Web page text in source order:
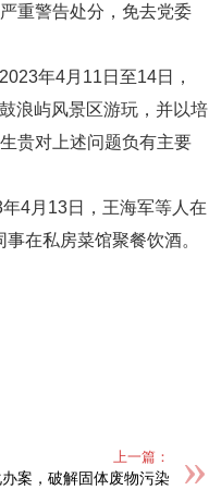
重警告处分，免去党委
年4月11日至14日，
浪屿风景区游玩，并以培
贵对上述问题负有主要
4月13日，王海军等人在
在私房菜馆聚餐饮酒。
上一篇：
案，破解固体废物污染